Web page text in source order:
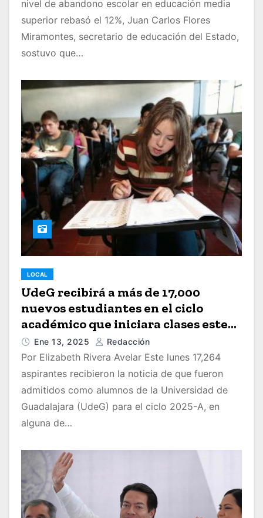
nivel de abandono escolar en educación media
superior rebasó el 12%, Juan Carlos Flores
Miramontes, secretario de educación del Estado,
sostuvo que…
LOCAL
UdeG recibirá a más de 17,000
nuevos estudiantes en el ciclo
académico que iniciara clases este
16 de enero
Ene 13, 2025 Redacción
Por Elizabeth Rivera Avelar Este lunes 17,264
aspirantes recibieron la noticia de que fueron
admitidos como alumnos de la Universidad de
Guadalajara (UdeG) para el ciclo 2025-A, en
alguna de…